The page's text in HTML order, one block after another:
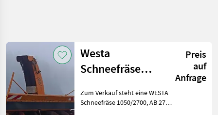
Kategorie 4 Land 1
AKTUELLER
PFAD
Kommunaltechnik
Zurücksetzen
Ergebnisse
anzeigen
Westa
Schneefräse
Ausführung
Preis
auf
Anfrage
Zum Verkauf steht eine WESTA
Schneefräse 1050/2700, AB 270